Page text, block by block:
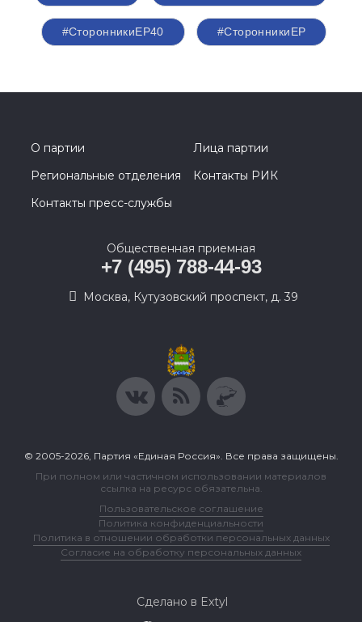
#СторонникиЕР40 #СторонникиЕР
О партии
Лица партии
Региональные отделения
Контакты РИК
Контакты пресс-службы
Общественная приемная
+7 (495) 788-44-93
Москва, Кутузовский проспект, д. 39
© 2005-2026, Партия «Единая Россия». Все права защищены.
При полном или частичном использовании материалов
ссылка на ресурс обязательна.
Пользовательское соглашение
Политика конфиденциальности
Политика в отношении обработки персональных данных
Согласие на обработку персональных данных
Сделано в Extyl